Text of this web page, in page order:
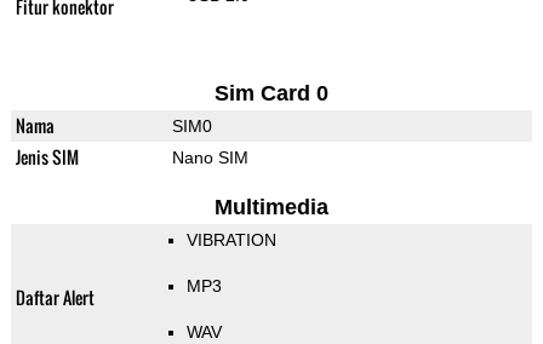
Fitur konektor
Sim Card 0
Nama SIM0
Jenis SIM Nano SIM
Multimedia
Daftar Alert
VIBRATION
MP3
WAV